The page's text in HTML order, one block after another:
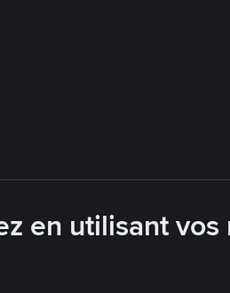
en utilisant vos